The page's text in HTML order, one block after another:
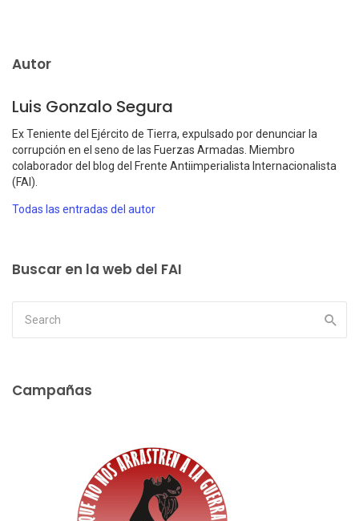
Autor
Luis Gonzalo Segura
Ex Teniente del Ejército de Tierra, expulsado por denunciar la
corrupción en el seno de las Fuerzas Armadas. Miembro
colaborador del blog del Frente Antiimperialista Internacionalista
(FAI).
Todas las entradas del autor
Buscar en la web del FAI
Campañas